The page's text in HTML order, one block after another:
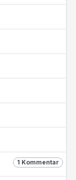
1 Kommentar